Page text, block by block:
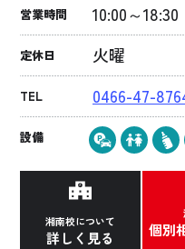
営業時間 10:00～18:30
定休日 火曜
TEL 0466-47-
設備
湘南校について
詳しく見る
個別